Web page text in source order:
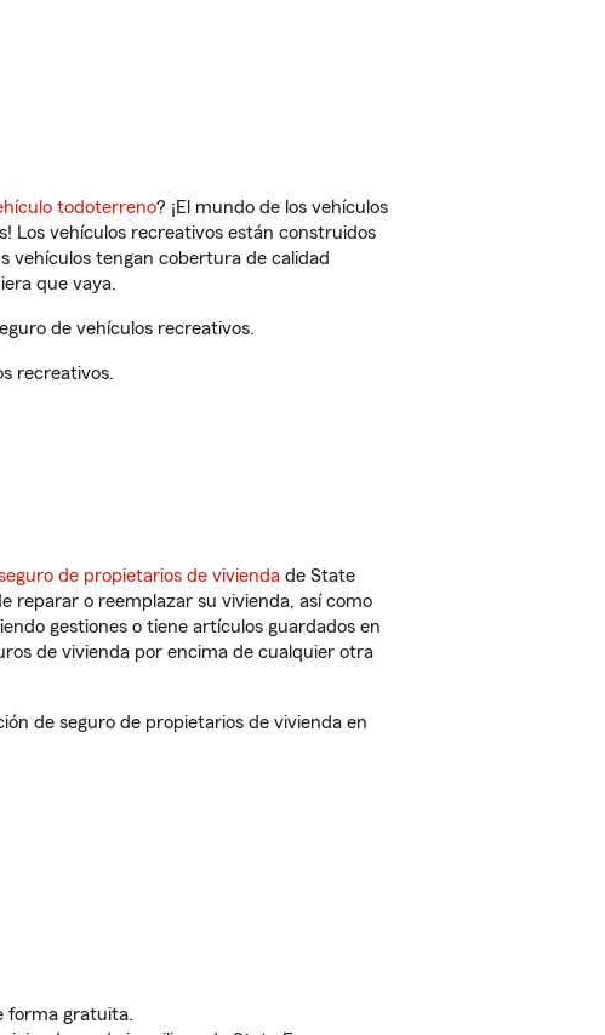
todoterreno? ¡El mundo de los vehículos
Los vehículos recreativos están construidos
vehículos tengan cobertura de calidad
que vaya.
de vehículos recreativos.
recreativos.
de propietarios de vivienda de State
reparar o reemplazar su vivienda, así como
gestiones o tiene artículos guardados en
de vivienda por encima de cualquier otra
de seguro de propietarios de vivienda en
forma gratuita.